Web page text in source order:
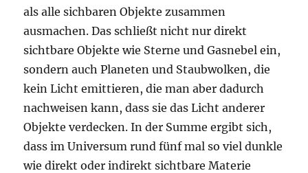
als alle sichbaren Objekte zusammen
ausmachen. Das schließt nicht nur direkt
sichtbare Objekte wie Sterne und Gasnebel ein,
sondern auch Planeten und Staubwolken, die
kein Licht emittieren, die man aber dadurch
nachweisen kann, dass sie das Licht anderer
Objekte verdecken. In der Summe ergibt sich,
dass im Universum rund fünf mal so viel dunkle
wie direkt oder indirekt sichtbare Materie